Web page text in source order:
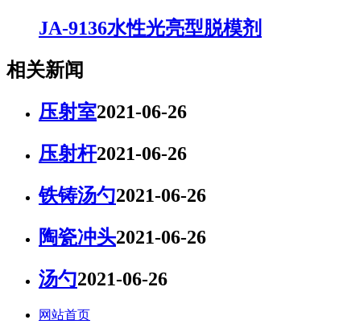
JA-9136水性光亮型脱模剂
相关新闻
压射室2021-06-26
压射杆2021-06-26
铁铸汤勺2021-06-26
陶瓷冲头2021-06-26
汤勺2021-06-26
网站首页